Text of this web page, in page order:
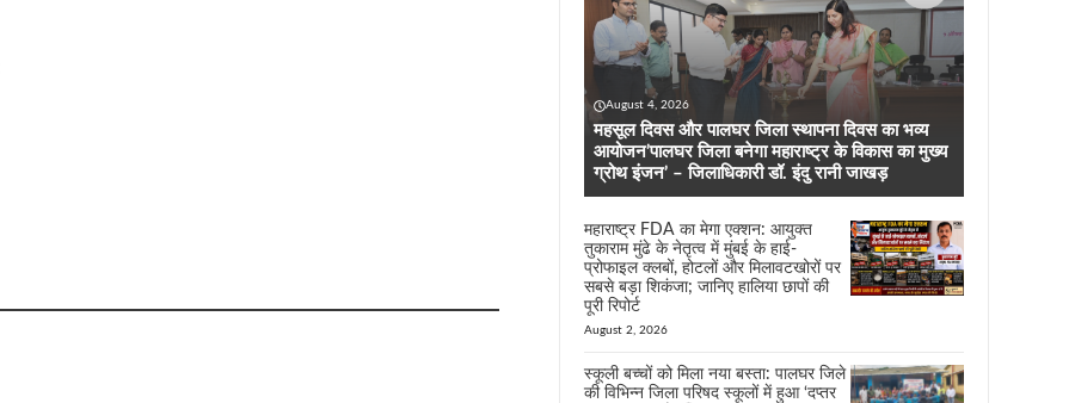
August 4, 2026
महसूल दिवस और पालघर जिला स्थापना दिवस का भव्य
आयोजन’पालघर जिला बनेगा महाराष्ट्र के विकास का मुख्य
ग्रोथ इंजन’ – जिलाधिकारी डॉ. इंदु रानी जाखड़
महाराष्ट्र FDA का मेगा एक्शन: आयुक्त
तुकाराम मुंढे के नेतृत्व में मुंबई के हाई-
प्रोफाइल क्लबों, होटलों और मिलावटखोरों पर
सबसे बड़ा शिकंजा; जानिए हालिया छापों की
पूरी रिपोर्ट
August 2, 2026
स्कूली बच्चों को मिला नया बस्ता: पालघर जिले
की विभिन्न जिला परिषद स्कूलों में हुआ ‘दप्तर